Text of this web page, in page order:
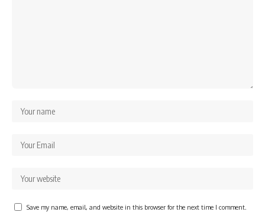
Save my name, email, and website in this browser for the next time I comment.